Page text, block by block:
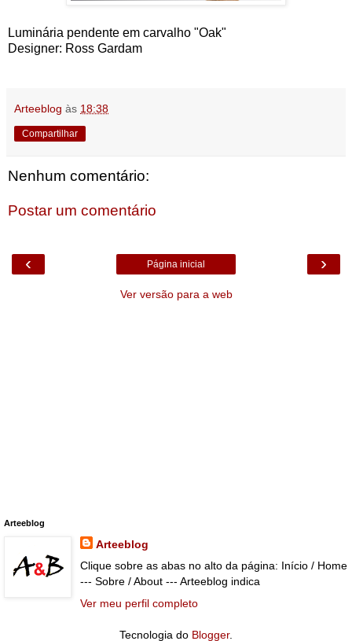
Luminária pendente em carvalho "Oak"
Designer: Ross Gardam
Arteeblog às 18:38
Compartilhar
Nenhum comentário:
Postar um comentário
‹ ›
Página inicial
Ver versão para a web
Arteeblog
Arteeblog
Clique sobre as abas no alto da página: Início / Home
--- Sobre / About --- Arteeblog indica
Ver meu perfil completo
Tecnologia do Blogger.